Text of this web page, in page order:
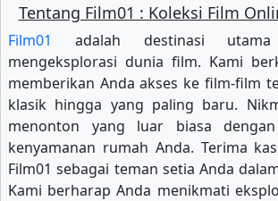
Tentang Film01 : Koleksi Film
Film01
adalah destinasi
mengeksplorasi dunia film. Kami
memberikan Anda akses ke film-film
klasik hingga yang paling baru.
menonton yang luar biasa
kenyamanan rumah Anda. Terima
Film01 sebagai teman setia Anda
Kami berharap Anda menikmati